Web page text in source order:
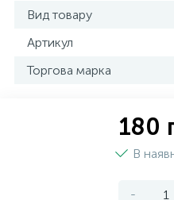
Вид товару
Артикул
Торгова марка
180
В
-